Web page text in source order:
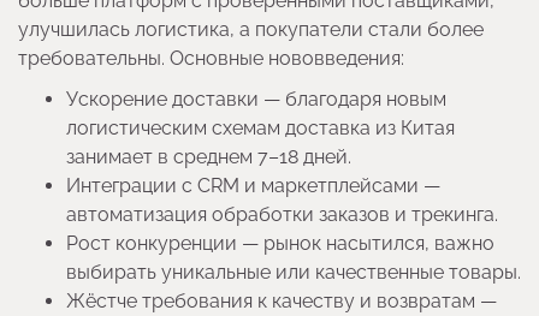
улучшилась логистика, а покупатели стали более
требовательны. Основные нововведения:
Ускорение доставки — благодаря новым
логистическим схемам доставка из Китая
занимает в среднем 7–18 дней.
Интеграции с CRM и маркетплейсами —
автоматизация обработки заказов и трекинга.
Рост конкуренции — рынок насытился, важно
выбирать уникальные или качественные товары.
Жёстче требования к качеству и возвратам —